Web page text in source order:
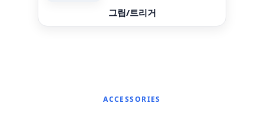
그립/트리거
ACCESSORIES